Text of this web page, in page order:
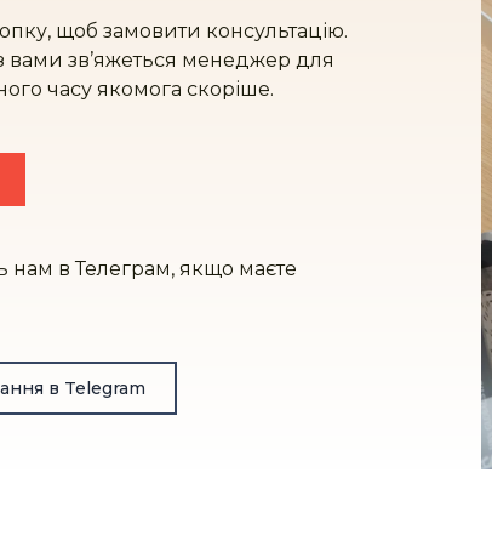
щоб замовити консультацію.
вами зв’яжеться менеджер для
часу якомога скоріше.
нам в Телеграм, якщо маєте
в Telegram